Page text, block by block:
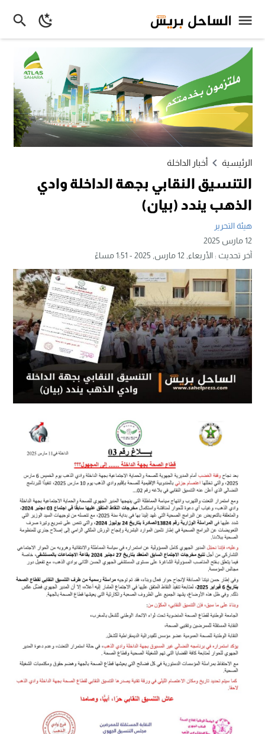
الرئيسية أخبار الداخلة
التنسيق النقابي بجهة الداخلة وادي
الذهب يندد (بيان)
هيئة التحرير
12 مارس 2025
آخر تحديث :الأربعاء, 12 مارس, 2025 - 1:51 مساءً